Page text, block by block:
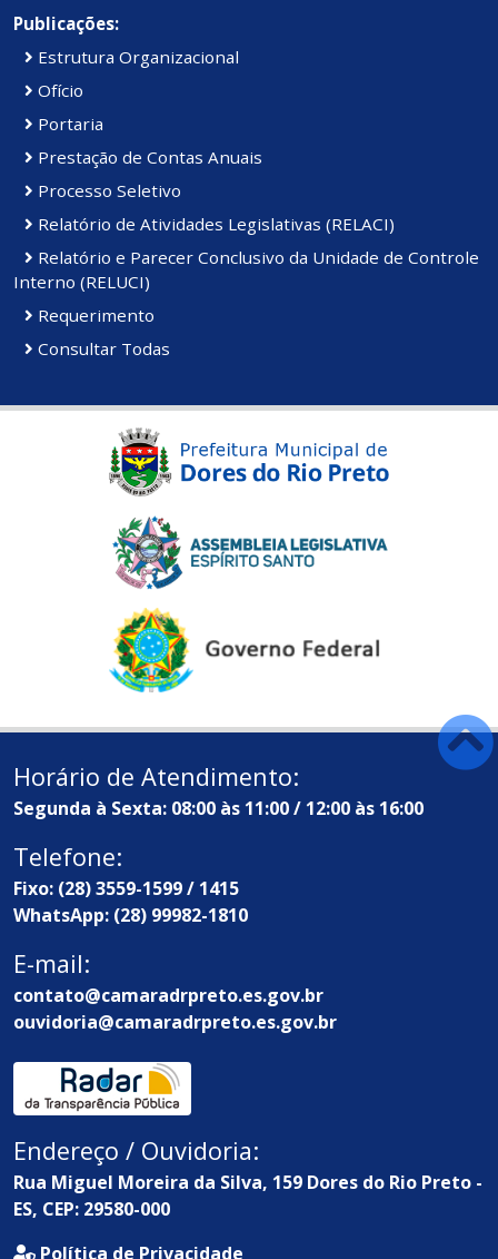
Publicações:
Estrutura Organizacional
Ofício
Portaria
Prestação de Contas Anuais
Processo Seletivo
Relatório de Atividades Legislativas (RELACI)
Relatório e Parecer Conclusivo da Unidade de Controle
Interno (RELUCI)
Requerimento
Consultar Todas
Horário de Atendimento:
Segunda à Sexta: 08:00 às 11:00 / 12:00 às 16:00
Telefone:
Fixo: (28) 3559-1599 / 1415
WhatsApp: (28) 99982-1810
E-mail:
contato@camaradrpreto.es.gov.br
ouvidoria@camaradrpreto.es.gov.br
Endereço / Ouvidoria:
Rua Miguel Moreira da Silva, 159 Dores do Rio Preto -
ES, CEP: 29580-000
Política de Privacidade